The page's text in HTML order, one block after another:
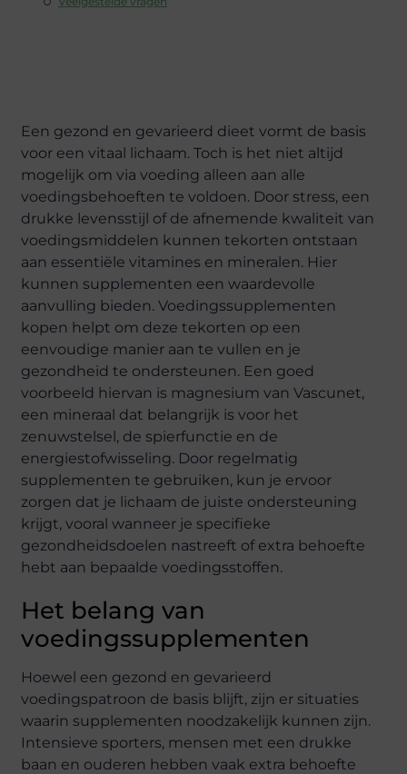
Een gezond en gevarieerd dieet vormt de basis
voor een vitaal lichaam. Toch is het niet altijd
mogelijk om via voeding alleen aan alle
voedingsbehoeften te voldoen. Door stress, een
drukke levensstijl of de afnemende kwaliteit van
voedingsmiddelen kunnen tekorten ontstaan
aan essentiële vitamines en mineralen. Hier
kunnen supplementen een waardevolle
aanvulling bieden. Voedingssupplementen
kopen helpt om deze tekorten op een
eenvoudige manier aan te vullen en je
gezondheid te ondersteunen. Een goed
voorbeeld hiervan is magnesium van Vascunet,
een mineraal dat belangrijk is voor het
zenuwstelsel, de spierfunctie en de
energiestofwisseling. Door regelmatig
supplementen te gebruiken, kun je ervoor
zorgen dat je lichaam de juiste ondersteuning
krijgt, vooral wanneer je specifieke
gezondheidsdoelen nastreeft of extra behoefte
hebt aan bepaalde voedingsstoffen.
Het belang van
voedingssupplementen
Hoewel een gezond en gevarieerd
voedingspatroon de basis blijft, zijn er situaties
waarin supplementen noodzakelijk kunnen zijn.
Intensieve sporters, mensen met een drukke
baan en ouderen hebben vaak extra behoefte